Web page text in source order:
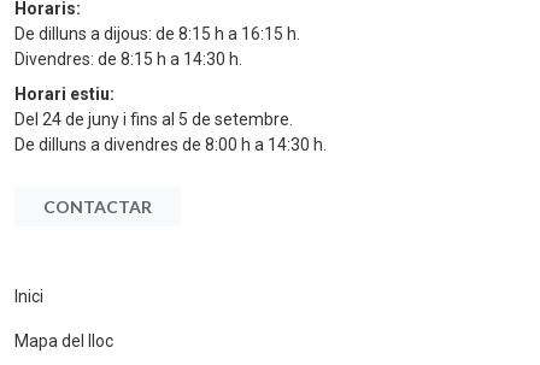
Horaris:
De dilluns a dijous: de 8:15 h a 16:15 h.
Divendres: de 8:15 h a 14:30 h.
Horari estiu:
Del 24 de juny i fins al 5 de setembre.
De dilluns a divendres de 8:00 h a 14:30 h.
CONTACTAR
Inici
Mapa del lloc